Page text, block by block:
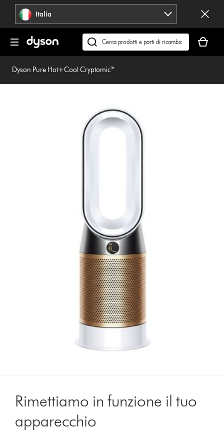
navigazione Italia
Cerca
su
dyson.it
carrello
è
Dyson Pure Hot+Cool Cryptomic™
Rimettiamo in funzione il tuo
apparecchio